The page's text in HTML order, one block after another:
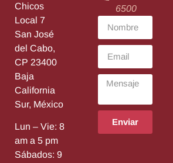
Chicos
Local 7
San José
del Cabo,
CP 23400
Baja
California
Sur, México
Lun – Vie: 8
am a 5 pm
Sábados: 9
6500
Enviar